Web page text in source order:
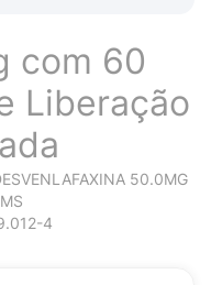
com 60
Liberação
50.0MG
4